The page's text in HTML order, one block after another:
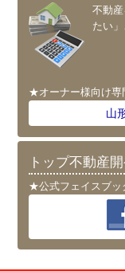
不動
たい
★オーナー様向け専
山
トップ不動産
★公式フェイスブッ